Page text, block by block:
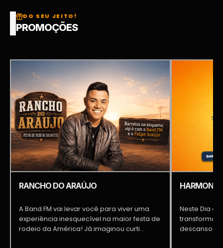
DO SEU JEITO!
PROMOÇÕES
RANCHO DO ARAÚJO
A Band FM vai levar você para viver uma
experiência inesquecível na maior festa de
rodeio da América! Já imaginou curti...
Neste Dia
transformar
descanso